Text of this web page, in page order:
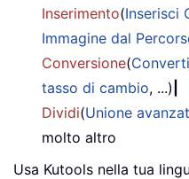
Inserimento(Inserisci
Immagine dal
Conversione(
tasso di cambio, ...)
Dividi(Unione
molto altro
Usa Kutools nella tua